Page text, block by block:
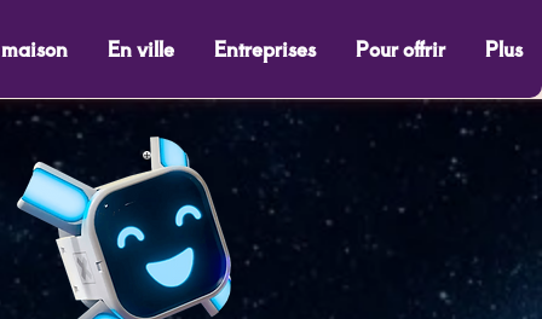
En ville Entreprises Pour offrir Plus